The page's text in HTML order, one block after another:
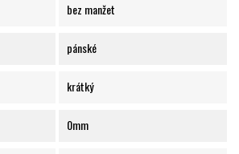
bez manžet
pánské
krátký
0mm